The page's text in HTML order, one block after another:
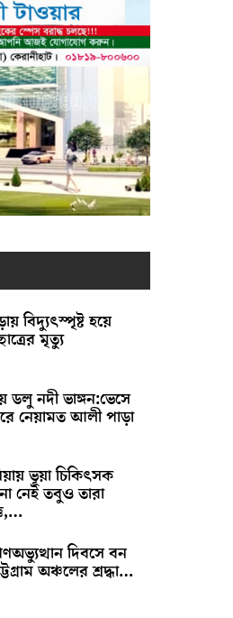
বিদ্যুৎস্পৃষ্ট হয়ে
মৃত্যু
ডলু নদী ভাঙ্গন:ভেসে
নেয়ামত আলী পাড়া
ভূয়া চিকিৎসক
নেই তবুও তারা
দিবসে বন
অঞ্চলের শ্রদ্ধা…